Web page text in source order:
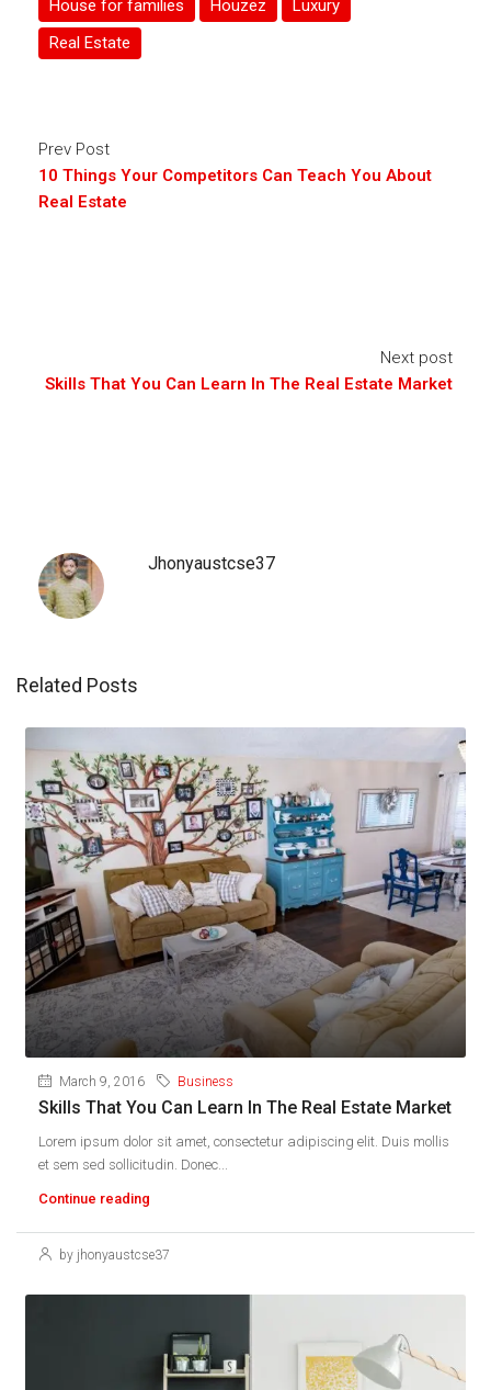
House for families Houzez
Luxury
Real Estate
Prev Post
10 Things Your Competitors Can Teach You About
Real Estate
Next post
Skills That You Can Learn In The Real Estate Market
Jhonyaustcse37
Related Posts
March 9, 2016 Business
Skills That You Can Learn In The Real Estate Market
Lorem ipsum dolor sit amet, consectetur adipiscing elit. Duis mollis
et sem sed sollicitudin. Donec...
Continue reading
by jhonyaustcse37